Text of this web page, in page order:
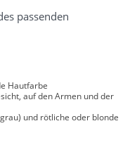
passenden
Hautfarbe
auf den Armen und der
und rötliche oder blonde